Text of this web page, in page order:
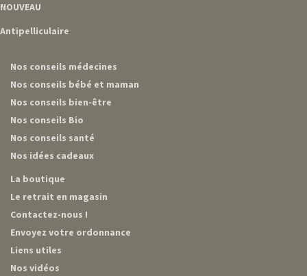
NOUVEAU
Antipelliculaire
Nos conseils médecines
Nos conseils bébé et maman
Nos conseils bien-être
Nos conseils Bio
Nos conseils santé
Nos idées cadeaux
La boutique
Le retrait en magasin
Contactez-nous !
Envoyez votre ordonnance
Liens utiles
Nos vidéos